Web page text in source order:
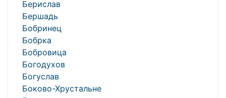
Берислав
Бершадь
Бобринец
Бобрка
Бобровица
Богодухов
Богуслав
Боково-Хрустальне